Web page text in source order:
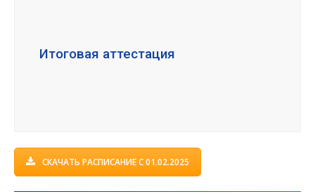
Итоговая аттестация
СКАЧАТЬ РАСПИСАНИЕ С 01.02.2025